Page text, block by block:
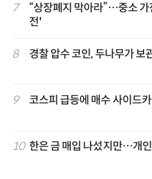
7
“상장폐지 막아라”…중소 가
전'
8 경찰 압수 코인, 두나무가
9 코스피 급등에 매수 사이드
10 한은 금 매입 나섰지만…개